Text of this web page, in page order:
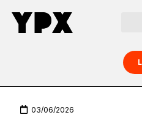
03/06/2026